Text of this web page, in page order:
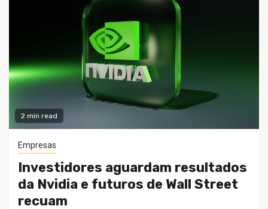
2 min read
Empresas
Investidores aguardam resultados
da Nvidia e futuros de Wall Street
recuam